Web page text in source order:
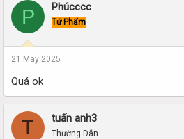
P Phúcccc
Tứ Phẩm
21 May 2025
Quá ok
T tuấn anh3
Thường Dân